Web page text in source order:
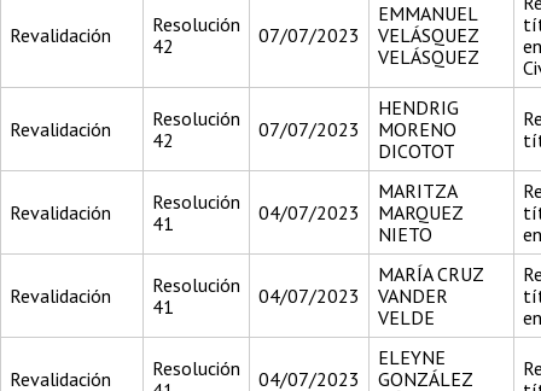
Revalidación
Resolución
42
07/07/2023
EMMANUEL
VELÁSQUEZ
VELÁSQUEZ
Revalidación
Resolución
42
07/07/2023
HENDRIG
MORENO
DICOTOT
Revalidación
Resolución
41
04/07/2023
MARITZA
MARQUEZ
NIETO
Revalidación
Resolución
41
04/07/2023
MARÍA CRUZ
VANDER
VELDE
Revalidación
Resolución
04/07/2023
ELEYNE
GONZÁLEZ